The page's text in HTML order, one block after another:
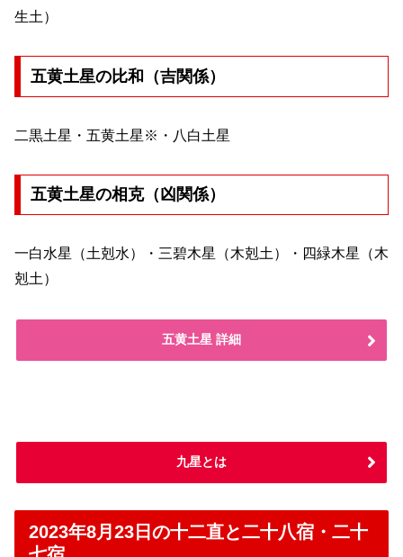
生土）
五黄土星の比和（吉関係）
二黒土星・五黄土星※・八白土星
五黄土星の相克（凶関係）
一白水星（土剋水）・三碧木星（木剋土）・四緑木星（木
剋土）
五黄土星 詳細
九星とは
2023年8月23日の十二直と二十八宿・二十